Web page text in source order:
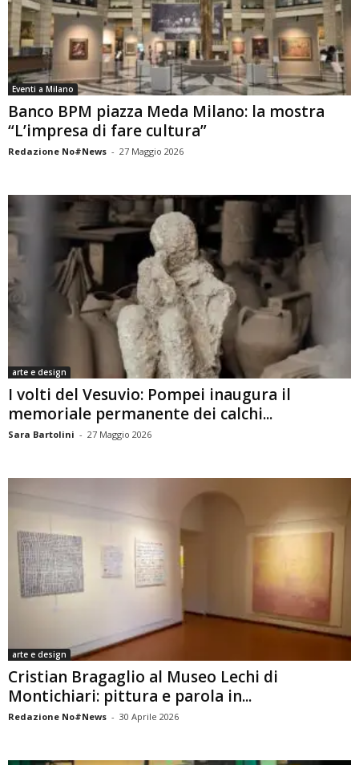
Eventi a Milano
Banco BPM piazza Meda Milano: la mostra
“L’impresa di fare cultura”
Redazione No#News - 27 Maggio 2026
arte e design
I volti del Vesuvio: Pompei inaugura il
memoriale permanente dei calchi...
Sara Bartolini - 27 Maggio 2026
arte e design
Cristian Bragaglio al Museo Lechi di
Montichiari: pittura e parola in...
Redazione No#News - 30 Aprile 2026